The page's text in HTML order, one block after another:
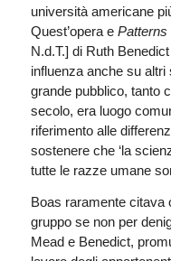
università americane
Quest’opera e Patterns
N.d.T.] di Ruth
influenza anche su
grande pubblico, tanto
secolo, era luogo
riferimento alle
sostenere che ‘la
tutte le razze umane
Boas raramente citava
gruppo se non per
Mead e Benedict,